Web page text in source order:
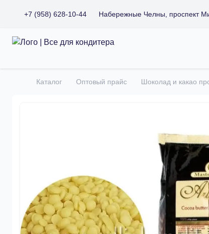
+7 (958) 628-10-44 Набережные Челны, проспект
Все для кондитера
Главная
Каталог Оптовый прайс Шоколад и какао